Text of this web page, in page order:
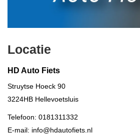
Locatie
HD Auto Fiets
Struytse Hoeck 90
3224HB Hellevoetsluis
Telefoon: 0181311332
E-mail: info@hdautofiets.nl